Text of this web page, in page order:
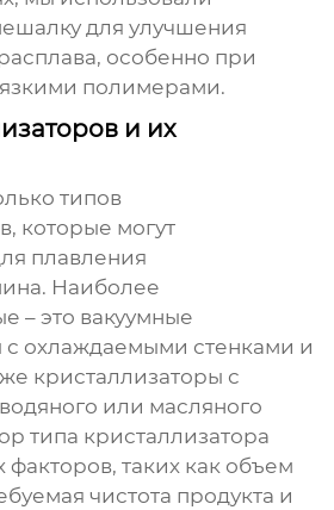
для улучшения
особенно при
полимерами.
и их
типов
которые могут
плавления
. Наиболее
– это вакуумные
с охлаждаемыми стенками и
кристаллизаторы с
или масляного
типа кристаллизатора
факторов, таких как объем
чистота продукта и